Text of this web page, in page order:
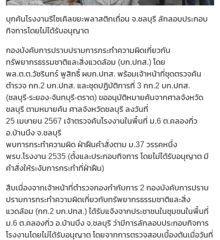
บุกค้นโรงงานรีไซเคิลขยะพลาสติกเถื่อน จ.ชลบุรี ลักลอบประกอบ
กิจการโดยไม่ได้รับอนุญาต
กองบังคับการปราบปรามการกระทำความผิดเกี่ยวกับ
ทรัพยากรธรรมชาติและสิ่งแวดล้อม (บก.ปทส.) โดย
พล.ต.ต.วัชรินทร์ พูสิทธิ์ ผบก.ปทส. พร้อมเจ้าหน้าที่ชุดตรวจค้น
ตำรวจ กก.2 บก.ปทส. และชุดปฏิบัติการที่ 3 กก.2 บก.ปทส.
(ชลบุรี-ระยอง-จันทบุรี-ตราด) ขออนุมัติหมายค้นจากศาลจังหวัด
ชลบุรี ตามหมายค้น ศาลจังหวัดชลบุรี ลงวันที่
25 เมษายน 2567 เจ้าตรวจค้นโรงงานในพื้นที่ ม.6 ต.คลองกิ่ว
อ.บ้านบึง จ.ชลบุรี
​พบการกระทำความผิด ฝ่าฝืนคำสั่งตาม ม.37 วรรคหนึ่ง
พรบ.โรงงาน 2535 (ตั้งและประกอบกิจการ โดยไม่ได้รับอนุญาต มี
คำสั่งให้ระงับการกระทำที่ฝ่าฝืน)
สืบเนื่องจากเจ้าหน้าที่ตำรวจกองกำกับการ 2 กองบังคับการปราบ
ปรามการกระทำความผิดเกี่ยวกับทรัพยากรธรรมชาติและสิ่ง
แวดล้อม (กก.2 บก.ปทส.) ได้รับแจ้งจากประชาชนในชุมชนในพื้นที่
ม.6 ต.คลองกิ่ว อ.บ้านบึง จ.ชลบุรี ว่ามีการลักลอบประกอบกิจการ
โรงงานโดยไม่ได้รับอนุญาต โดยจากการตรวจสอบเบื้องต้นเมื่อวันที่